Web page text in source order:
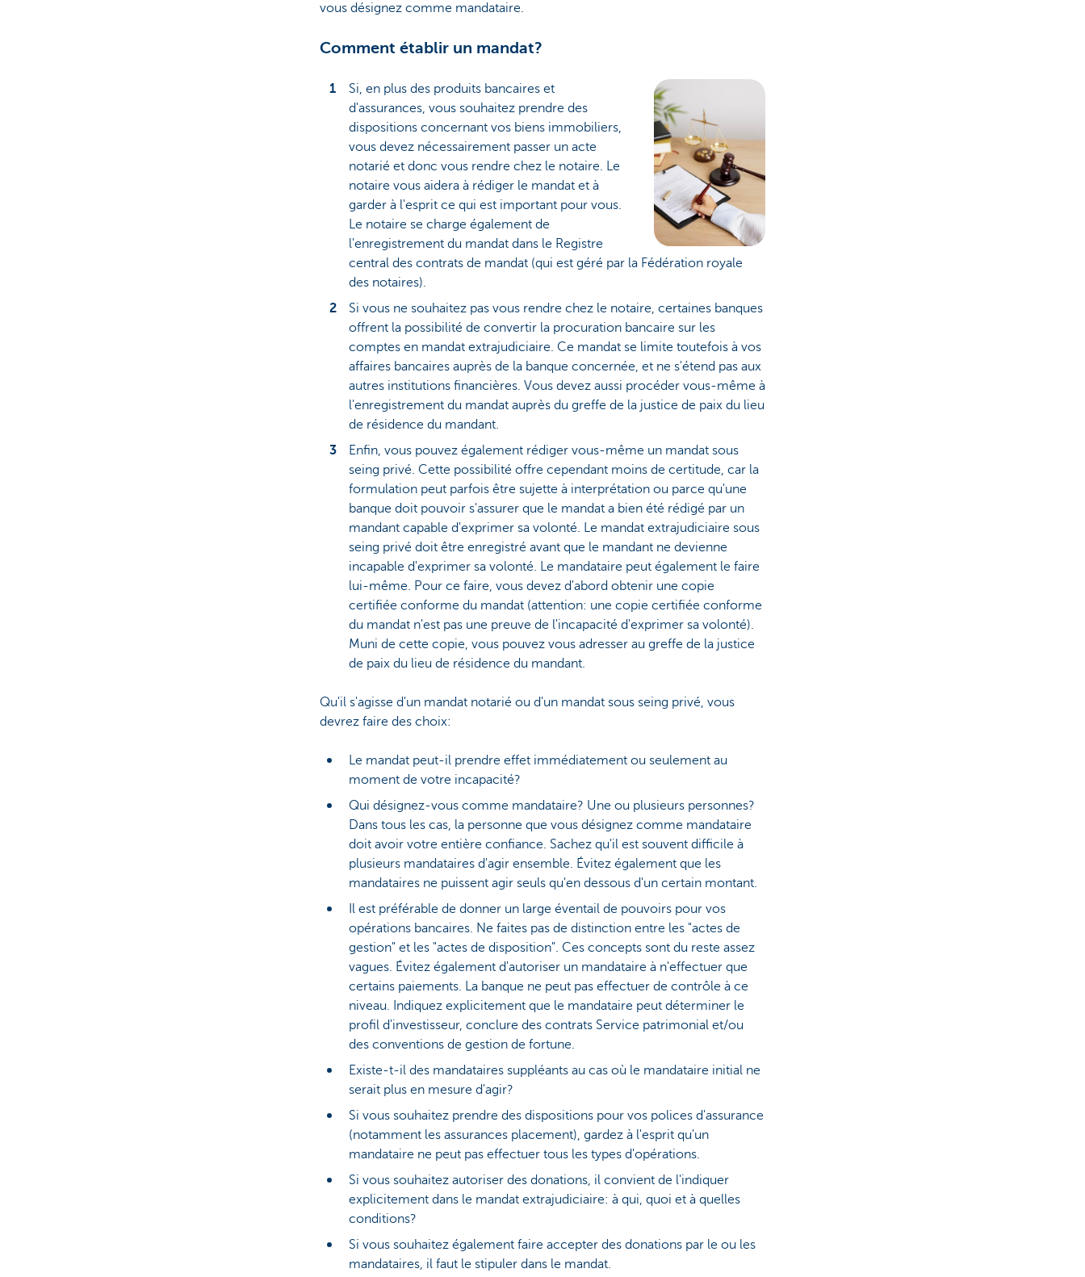
vous désignez comme mandataire.
Comment établir un mandat?
Si, en plus des produits bancaires et
d'assurances, vous souhaitez prendre des
dispositions concernant vos biens immobiliers,
vous devez nécessairement passer un acte
notarié et donc vous rendre chez le notaire. Le
notaire vous aidera à rédiger le mandat et à
garder à l'esprit ce qui est important pour vous.
Le notaire se charge également de
l'enregistrement du mandat dans le Registre
central des contrats de mandat (qui est géré par la Fédération royale
des notaires).
Si vous ne souhaitez pas vous rendre chez le notaire, certaines banques
offrent la possibilité de convertir la procuration bancaire sur les
comptes en mandat extrajudiciaire. Ce mandat se limite toutefois à vos
affaires bancaires auprès de la banque concernée, et ne s'étend pas aux
autres institutions financières. Vous devez aussi procéder vous-même à
l'enregistrement du mandat auprès du greffe de la justice de paix du lieu
de résidence du mandant.
Enfin, vous pouvez également rédiger vous-même un mandat sous
seing privé. Cette possibilité offre cependant moins de certitude, car la
formulation peut parfois être sujette à interprétation ou parce qu'une
banque doit pouvoir s'assurer que le mandat a bien été rédigé par un
mandant capable d'exprimer sa volonté. Le mandat extrajudiciaire sous
seing privé doit être enregistré avant que le mandant ne devienne
incapable d'exprimer sa volonté. Le mandataire peut également le faire
lui-même. Pour ce faire, vous devez d'abord obtenir une copie
certifiée conforme du mandat (attention: une copie certifiée conforme
du mandat n'est pas une preuve de l'incapacité d'exprimer sa volonté).
Muni de cette copie, vous pouvez vous adresser au greffe de la justice
de paix du lieu de résidence du mandant.
Qu'il s'agisse d'un mandat notarié ou d'un mandat sous seing privé, vous
devrez faire des choix:
Le mandat peut-il prendre effet immédiatement ou seulement au
moment de votre incapacité?
Qui désignez-vous comme mandataire? Une ou plusieurs personnes?
Dans tous les cas, la personne que vous désignez comme mandataire
doit avoir votre entière confiance. Sachez qu'il est souvent difficile à
plusieurs mandataires d'agir ensemble. Évitez également que les
mandataires ne puissent agir seuls qu'en dessous d'un certain montant.
Il est préférable de donner un large éventail de pouvoirs pour vos
opérations bancaires. Ne faites pas de distinction entre les "actes de
gestion" et les "actes de disposition". Ces concepts sont du reste assez
vagues. Évitez également d'autoriser un mandataire à n'effectuer que
certains paiements. La banque ne peut pas effectuer de contrôle à ce
niveau. Indiquez explicitement que le mandataire peut déterminer le
profil d'investisseur, conclure des contrats Service patrimonial et/ou
des conventions de gestion de fortune.
Existe-t-il des mandataires suppléants au cas où le mandataire initial ne
serait plus en mesure d'agir?
Si vous souhaitez prendre des dispositions pour vos polices d'assurance
(notamment les assurances placement), gardez à l'esprit qu'un
mandataire ne peut pas effectuer tous les types d'opérations.
Si vous souhaitez autoriser des donations, il convient de l'indiquer
explicitement dans le mandat extrajudiciaire: à qui, quoi et à quelles
conditions?
Si vous souhaitez également faire accepter des donations par le ou les
mandataires, il faut le stipuler dans le mandat.